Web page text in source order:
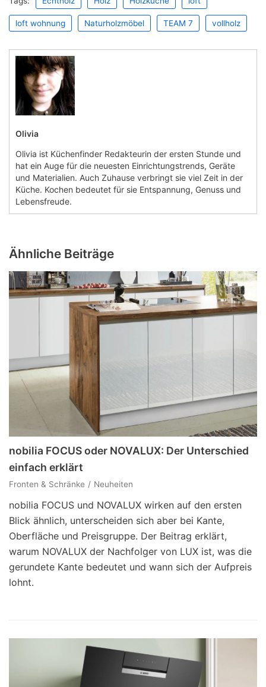
loft wohnung Naturholzmöbel TEAM 7 vollholz
Olivia
Olivia ist Küchenfinder Redakteurin der ersten Stunde und
hat ein Auge für die neuesten Einrichtungstrends, Geräte
und Materialien. Auch Zuhause verbringt sie viel Zeit in der
Küche. Kochen bedeutet für sie Entspannung, Genuss und
Lebensfreude.
Ähnliche Beiträge
nobilia FOCUS oder NOVALUX: Der Unterschied
einfach erklärt
Fronten & Schränke Neuheiten
nobilia FOCUS und NOVALUX wirken auf den ersten
Blick ähnlich, unterscheiden sich aber bei Kante,
Oberfläche und Preisgruppe. Der Beitrag erklärt,
warum NOVALUX der Nachfolger von LUX ist, was die
gerundete Kante bedeutet und wann sich der Aufpreis
lohnt.